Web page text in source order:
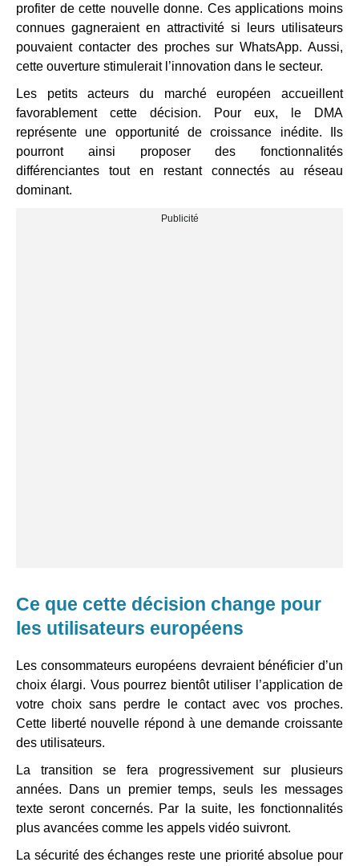
profiter de cette nouvelle donne. Ces applications moins
connues gagneraient en attractivité si leurs utilisateurs
pouvaient contacter des proches sur WhatsApp. Aussi,
cette ouverture stimulerait l’innovation dans le secteur.
Les petits acteurs du marché européen accueillent
favorablement cette décision. Pour eux, le DMA
représente une opportunité de croissance inédite. Ils
pourront ainsi proposer des fonctionnalités
différenciantes tout en restant connectés au réseau
dominant.
Ce que cette décision change pour
les utilisateurs européens
Les consommateurs européens devraient bénéficier d’un
choix élargi. Vous pourrez bientôt utiliser l’application de
votre choix sans perdre le contact avec vos proches.
Cette liberté nouvelle répond à une demande croissante
des utilisateurs.
La transition se fera progressivement sur plusieurs
années. Dans un premier temps, seuls les messages
texte seront concernés. Par la suite, les fonctionnalités
plus avancées comme les appels vidéo suivront.
La sécurité des échanges reste une priorité absolue pour